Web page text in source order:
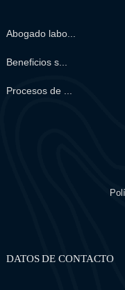
Abogado labo...
Beneficios s...
Procesos de ...
DATOS DE CONTACTO